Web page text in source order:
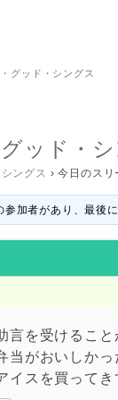
グッド・シングス
ッド・シ
ングス › 今日のスリ
加者があり、最後に
言を受けること
当がおいしかっ
イスを買ってき